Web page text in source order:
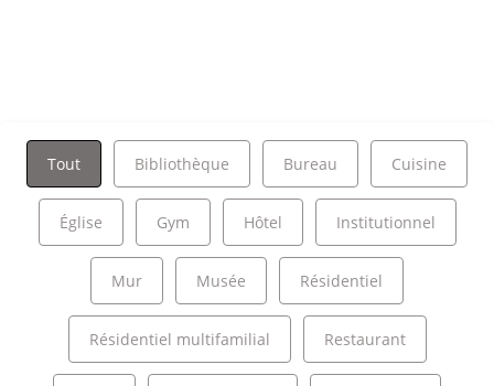
Tout Bibliothèque Bureau Cuisine
Église Gym Hôtel Institutionnel
Mur Musée Résidentiel
Résidentiel multifamilial Restaurant